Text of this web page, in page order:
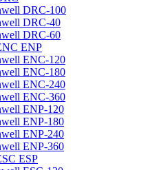
DRC-100
DRC-40
DRC-60
ENP
ENC-120
ENC-180
ENC-240
ENC-360
ENP-120
ENP-180
ENP-240
ENP-360
ESP